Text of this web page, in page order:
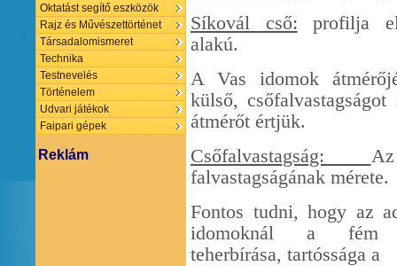
Oktatást segítő eszközök
Rajz és Művészettörténet
Társadalomismeret
Technika
Testnevelés
Történelem
Udvari játékok
Faipari gépek
Reklám
Síkovál cső: profilja
alakú.
A Vas idomok
külső,
átmérőt értjük.
Csőfalvastagság:
falvastagságának mérete.
Fontos tudni, hogy az
idomoknál a fém
teherbírása, tartóssága a